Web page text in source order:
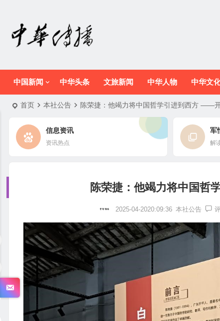
中国新闻 中华头条 文旅新闻 中华人物 中华文
首页 本社公告 陈荣捷：他竭力将中国哲学引进到西方 ——
信息资讯
资讯热点
军
解
陈荣捷：他竭力将中国哲
2025-04-2020:09:36 本社公告